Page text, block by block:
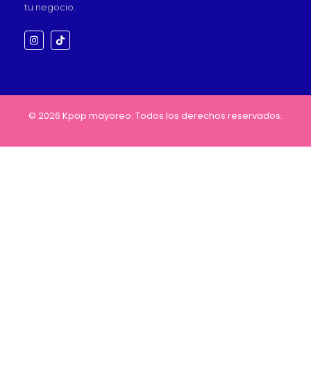
tu negocio.
© 2026 Kpop mayoreo. Todos los derechos reservados.